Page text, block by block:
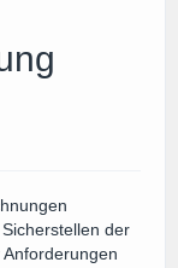
der